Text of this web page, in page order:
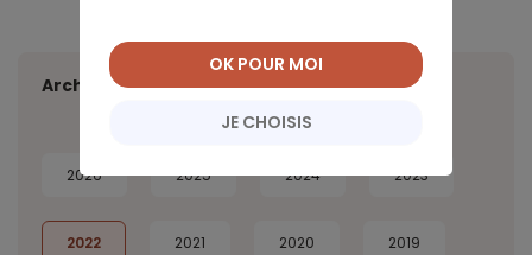
Archives
2026 2025 2024 2023
2022 2021 2020 2019
JE CHOISIS
OK POUR MOI